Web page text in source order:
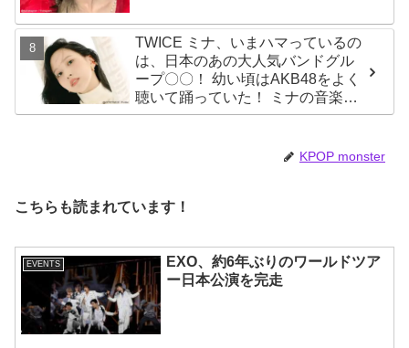
TWICE ミナ、いまハマっているの
は、日本のあの大人気バンドグル
ープ〇〇！ 幼い頃はAKB48をよく
聴いて踊っていた！ ミナの音楽の
趣味が明らかに
KPOP monster
こちらも読まれています！
EVENTS
EXO、約6年ぶりのワールドツア
ー日本公演を完走